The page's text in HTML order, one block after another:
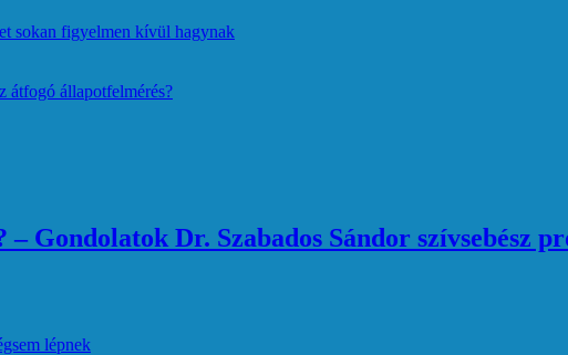
sokan figyelmen kívül hagynak
átfogó állapotfelmérés?
Gondolatok Dr. Szabados Sándor szívsebész
lépnek